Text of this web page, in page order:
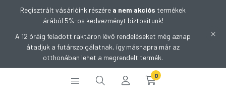
Regisztrált vásárlóink részére a nem akciós termékek
árából 5%-os kedvezményt biztosítunk!
A 12 óráig feladott raktáron lévő rendeléseket még aznap
átadjuk a futárszolgálatnak, így másnapra már az
otthonában lehet a megrendelt termék.
0